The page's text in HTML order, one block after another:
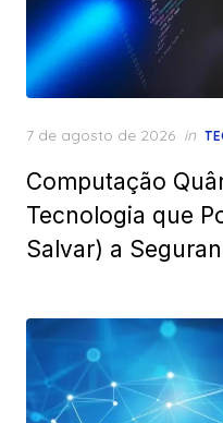
Posted
7 de agosto de 2026 in
Computação
Tecnologia que
Salvar) a